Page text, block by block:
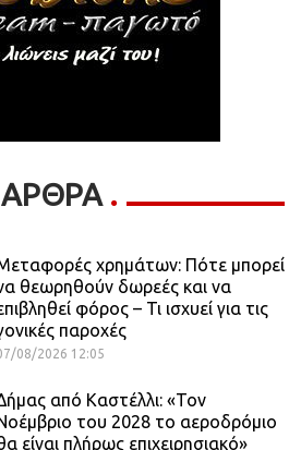
χρημάτων: Πότε μπορεί
θεωρηθούν δωρεές και να
φόρος – Τι ισχυεί για τις
παροχές
08/2026 12:05
από Καστέλλι: «Τον
του 2028 το αεροδρόμιο
είναι πλήρως επιχειρησιακό»